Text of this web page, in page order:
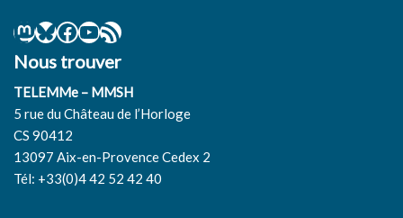
Nous trouver
TELEMMe – MMSH
5 rue du Château de l’Horloge
CS 90412
13097 Aix-en-Provence Cedex 2
Tél: +33(0)4 42 52 42 40